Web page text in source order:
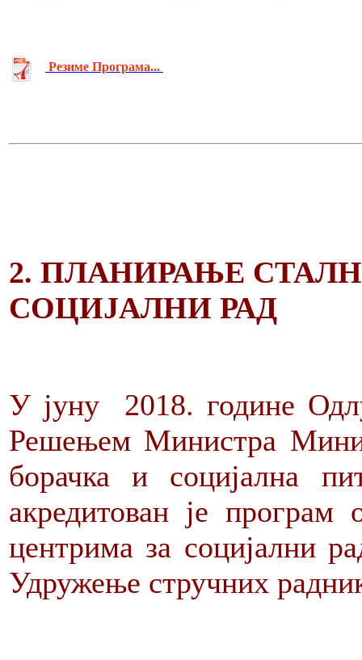
Резиме Програма...
2. ПЛАНИРАЊЕ
СОЦИЈАЛНИ РАД
У јуну 2018. године
Решењем Министра
борачка и социјална
акредитован је
центрима за социјални
Удружење стручних